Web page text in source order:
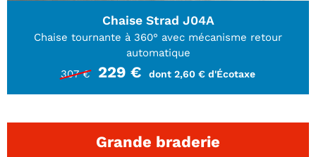
Chaise Strad J04A
Chaise tournante à 360° avec mécanisme retour
automatique
307 €
229 € dont 2,60 € d'Écotaxe
Grande braderie